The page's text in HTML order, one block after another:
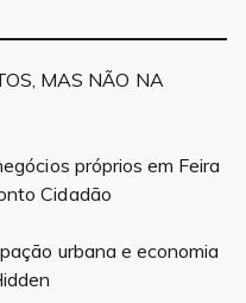
MAS NÃO NA
próprios em Feira
Cidadão
urbana e economia